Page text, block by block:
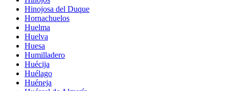
Hinojosa del Duque
Hornachuelos
Huelma
Huelva
Huesa
Humilladero
Huécija
Huélago
Huéneja